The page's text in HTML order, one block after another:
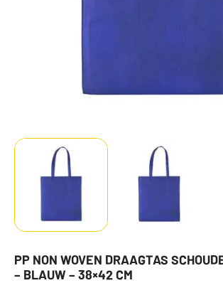
PP NON WOVEN DRAAGTAS
– BLAUW – 38×42 CM